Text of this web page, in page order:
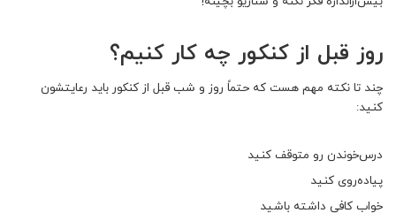
روز قبل از کنکور چه کار کنیم؟
چند تا نکته مهم هست که حتماً روز و شب قبل از کنکور باید رعایتشون
کنید:
درس‌خوندن رو متوقف کنید
پیاده‌روی کنید
خواب کافی داشته باشید